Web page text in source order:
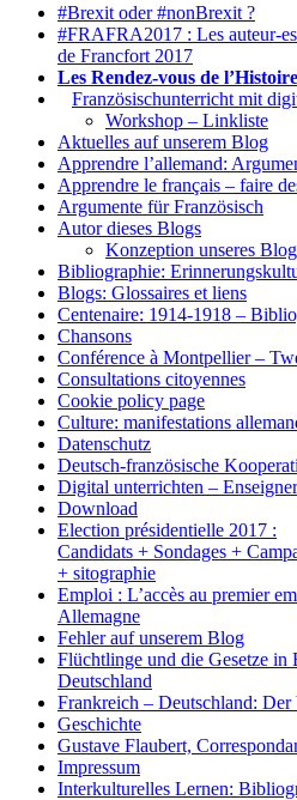
#Brexit oder #nonBrexit ?
#FRAFRA2017 : Les auteur-
de Francfort 2017
Les Rendez-vous de
Französischunterricht mit
Workshop – Linkliste
Aktuelles auf unserem Blog
Apprendre l’allemand:
Apprendre le français – faire
Argumente für Französisch
Autor dieses Blogs
Konzeption unseres
Bibliographie:
Blogs: Glossaires et liens
Centenaire: 1914-1918 –
Chansons
Conférence à Montpellier –
Consultations citoyennes
Cookie policy page
Culture: manifestations
Datenschutz
Deutsch-französische
Digital unterrichten –
Download
Election présidentielle 2017 :
Candidats + Sondages +
+ sitographie
Emploi : L’accès au premier
Allemagne
Fehler auf unserem Blog
Flüchtlinge und die Gesetze in
Deutschland
Frankreich – Deutschland: Der
Geschichte
Gustave Flaubert,
Impressum
Interkulturelles Lernen: